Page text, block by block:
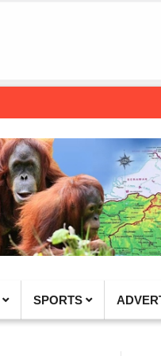
Gembel PPU dan IGTKI Penajam
SPORTS